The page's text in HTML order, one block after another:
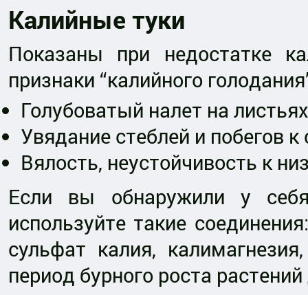
Калийные туки
Показаны при недостатке
признаки “калийного
Голубоватый налет на
Увядание стеблей и побегов к
Вялость, неустойчивость к
Если вы обнаружили у
используйте такие
сульфат калия,
период бурного роста